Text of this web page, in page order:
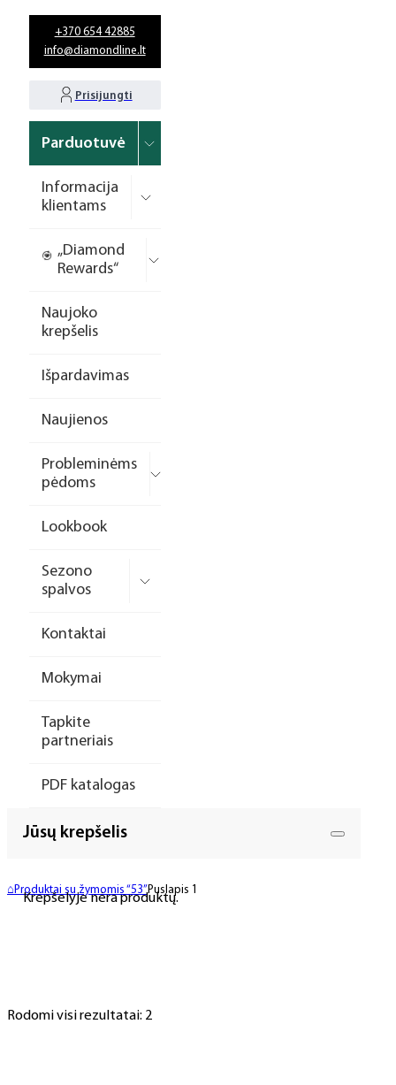
+370 654 42885
info@diamondline.lt
Prisijungti
Parduotuvė
Informacija
klientams
„Diamond
Rewards“
Naujoko
krepšelis
Išpardavimas
Naujienos
Probleminėms
pėdoms
Lookbook
Sezono
spalvos
Kontaktai
Mokymai
Tapkite
partneriais
PDF katalogas
Jūsų krepšelis
Krepšelyje nėra produktų.
⌂ Produktai su žymomis “53”Puslapis 1
Rodomi visi rezultatai: 2